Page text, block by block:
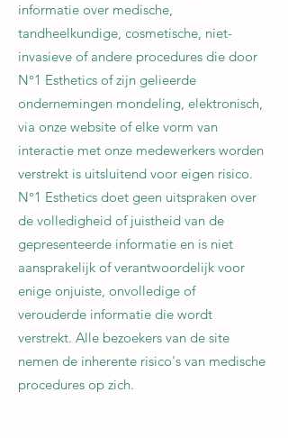
informatie over medische,
tandheelkundige, cosmetische, niet-
invasieve of andere procedures die door
N°1 Esthetics of zijn gelieerde
ondernemingen mondeling, elektronisch,
via onze website of elke vorm van
interactie met onze medewerkers worden
verstrekt is uitsluitend voor eigen risico.
N°1 Esthetics doet geen uitspraken over
de volledigheid of juistheid van de
gepresenteerde informatie en is niet
aansprakelijk of verantwoordelijk voor
enige onjuiste, onvolledige of
verouderde informatie die wordt
verstrekt. Alle bezoekers van de site
nemen de inherente risico's van medische
procedures op zich.